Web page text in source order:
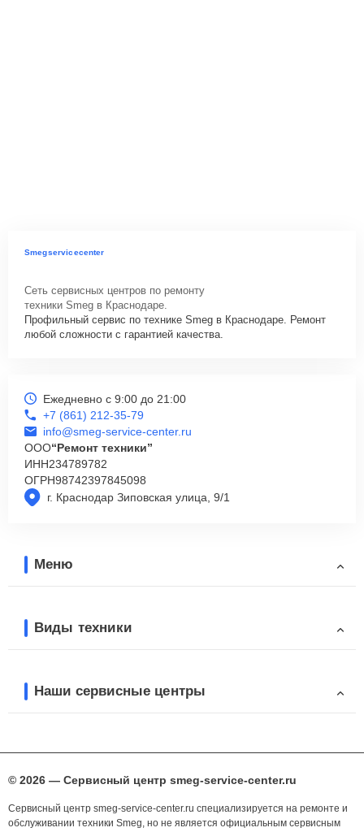
Smegservicecenter
Сеть сервисных центров по ремонту
техники Smeg в Краснодаре.
Профильный сервис по технике Smeg в Краснодаре. Ремонт
любой сложности с гарантией качества.
г. Краснодар Зиповская улица, 9/1
Ежедневно с 9:00 до 21:00
+7 (861) 212-35-79
info@smeg-service-center.ru
ООО“Ремонт техники”
ИНН234789782
ОГРН98742397845098
Меню
Виды техники
Наши сервисные центры
© 2026 — Сервисный центр smeg-service-center.ru
Сервисный центр smeg-service-center.ru специализируется на ремонте и
обслуживании техники Smeg, но не является официальным сервисным